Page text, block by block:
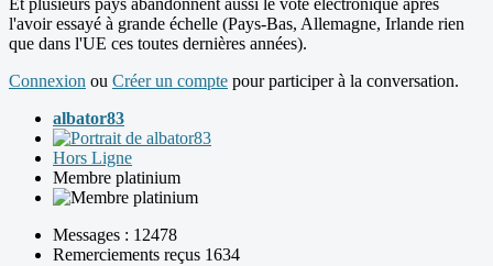
l'avoir essayé à grande échelle (Pays-Bas, Allemagne, Irlande rien
que dans l'UE ces toutes dernières années).
Connexion ou Créer un compte pour participer à la conversation.
albator83
Hors Ligne
Membre platinium
Messages : 12478
Remerciements reçus 1634